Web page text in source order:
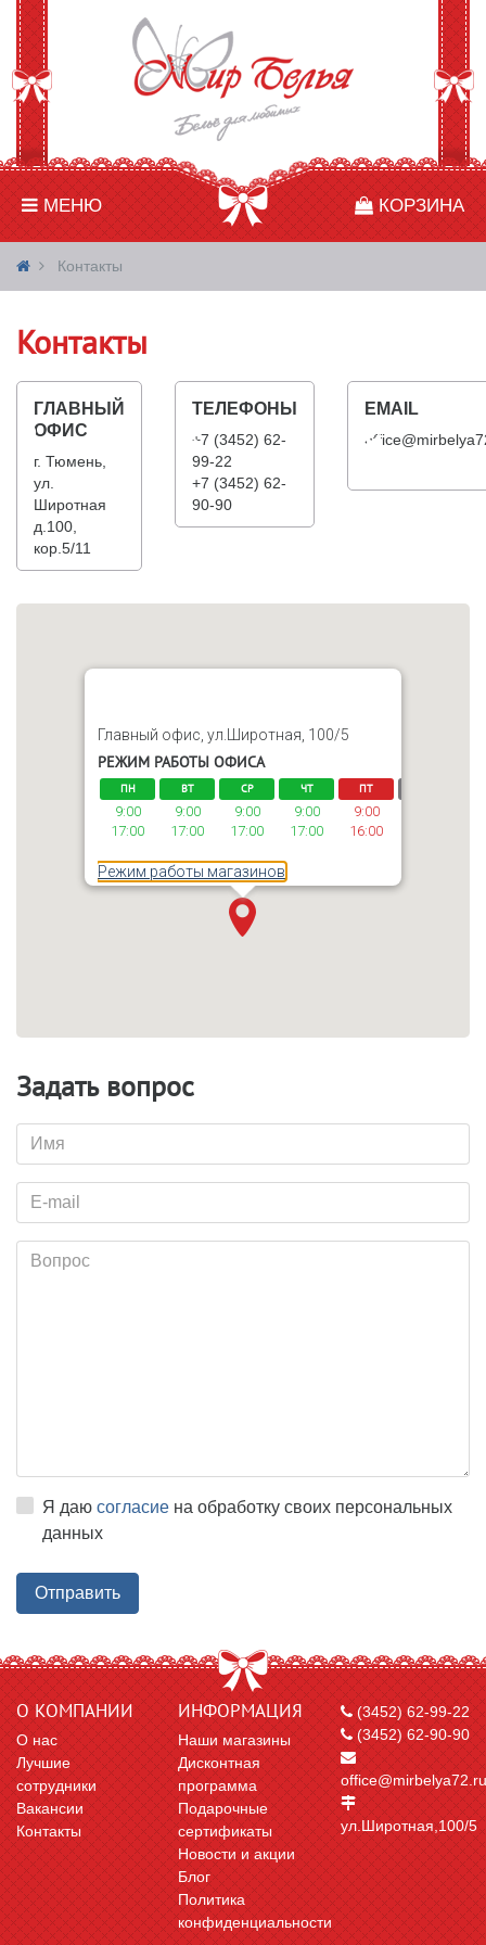
МЕНЮ КОРЗИНА
Контакты
Контакты
ГЛАВНЫЙ
ОФИС
г. Тюмень,
ул.
Широтная
д.100,
кор.5/11
ТЕЛЕФОНЫ
+7 (3452) 62-
99-22
+7 (3452) 62-
90-90
EMAIL
Главный офис, ул.Широтная, 100/5
РЕЖИМ РАБОТЫ ОФИСА
ПН ВТ СР ЧТ ПТ
9:00 9:00 9:00 9:00 9:00
17:00 17:00 17:00 17:00 16:00
Режим работы магазинов
Задать вопрос
Я даю согласие на обработку своих персональных
данных
О КОМПАНИИ
О нас
Лучшие
сотрудники
Вакансии
Контакты
ИНФОРМАЦИЯ
Наши магазины
Дисконтная
программа
Подарочные
сертификаты
Новости и акции
Блог
Политика
конфиденциальности
(3452) 62-99-22
(3452) 62-90-90
office@mirbelya72.ru
ул.Широтная,100/5